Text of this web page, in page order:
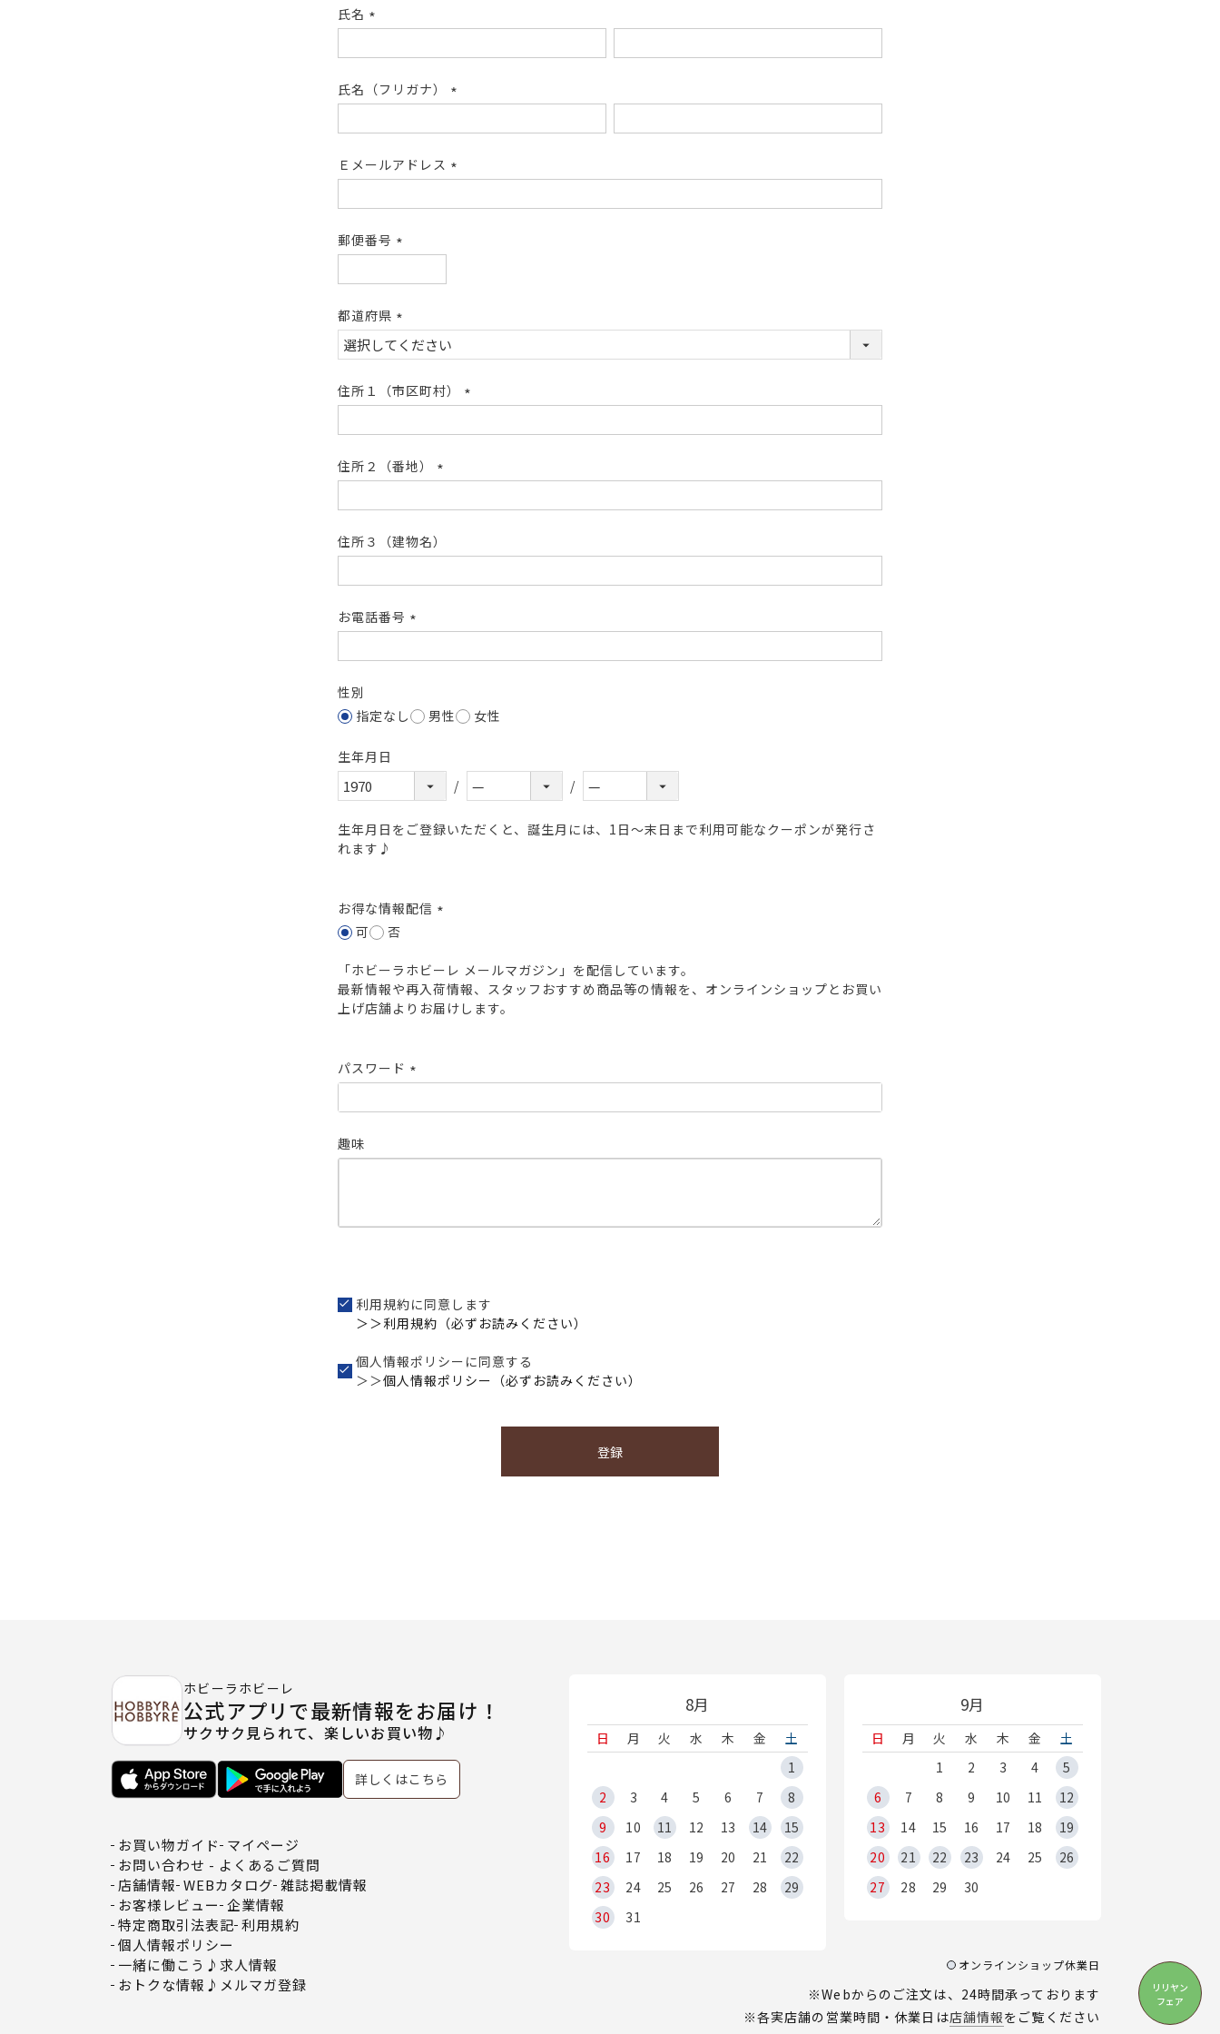
リリヤン
フェア
氏名
須)
氏名（フリガナ）
須)
Ｅメールアドレス
須)
郵便番号
須)
都道府県
(必
須)
住所１（市区町村）
須)
住所２（番地）
須)
住所３（建物名）
お電話番号
須)
性別
指定なし
男性 女性
生年月日
生年月日をご登録いただくと、誕生月には、1日～末日まで利用可能なクーポンが発行さ
れます♪
お得な情報配信
可 否
「ホビーラホビーレ メールマガジン」を配信しています。
最新情報や再入荷情報、スタッフおすすめ商品等の情報を、オンラインショップとお買い
上げ店舗よりお届けします。
パスワード
須)
趣味
利用規約に同意します
＞＞利用規約（必ずお読みください）
個人情報ポリシーに同意する
＞＞個人情報ポリシー（必ずお読みください）
登録
8月
日 月 火 水 木 金
土
1
2
3 4 5 6 7
8
9
10 11 12 13 14
15
16
17 18 19 20 21
22
23
24 25 26 27 28
29
30
31
9月
日 月 火 水 木 金
土
1
2 3 4
5
6
7 8 9 10 11
12
13
14 15 16 17 18
19
20
21 22 23 24 25
26
27
28 29 30
オンラインショップ休業日
※Webからのご注文は、24時間承っております
※各実店舗の営業時間・休業日は店舗情報をご覧ください
ホビーラホビーレ
公式アプリで最新情報をお届け！
サクサク見られて、楽しいお買い物♪
詳しくはこちら
お買い物ガイド マイページ
お問い合わせ - よくあるご質問
店舗情報 WEBカタログ 雑誌掲載情報
お客様レビュー 企業情報
特定商取引法表記 利用規約
個人情報ポリシー
一緒に働こう♪求人情報
おトクな情報♪メルマガ登録